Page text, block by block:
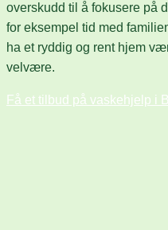
overskudd til å fokusere på
for eksempel tid med
ha et ryddig og rent hjem
velvære.
Få et tilbud på vaskehjelp i